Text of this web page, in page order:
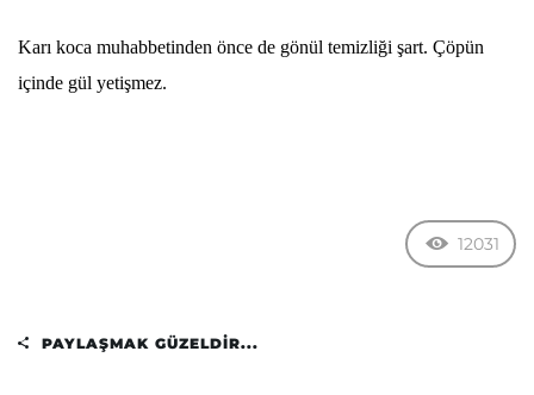
Karı koca muhabbetinden önce de gönül temizliği şart. Çöpün
içinde gül yetişmez.
12031
PAYLAŞMAK GÜZELDIR...